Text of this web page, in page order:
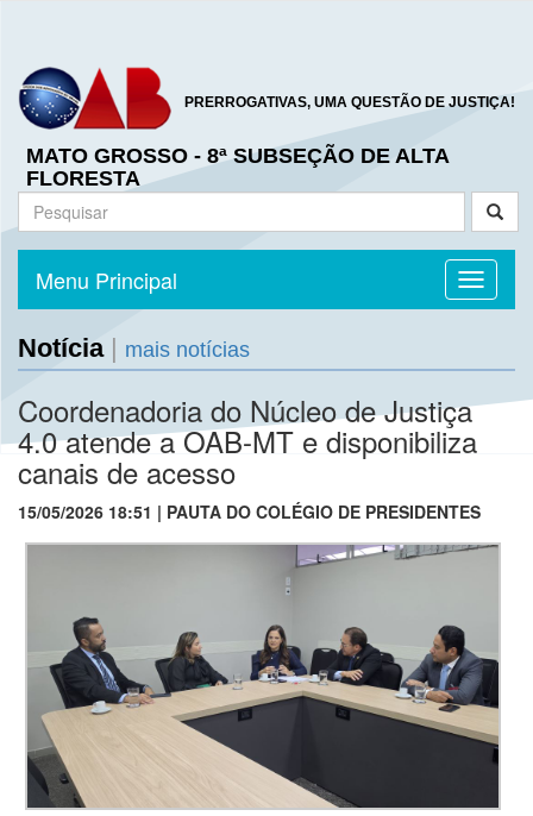
PRERROGATIVAS, UMA QUESTÃO DE JUSTIÇA!
MATO GROSSO - 8ª SUBSEÇÃO DE ALTA
FLORESTA
Toggle
Menu Principal
Notícia| mais notícias
Coordenadoria do Núcleo de Justiça
4.0 atende a OAB-MT e disponibiliza
canais de acesso
15/05/2026 18:51 | PAUTA DO COLÉGIO DE PRESIDENTES